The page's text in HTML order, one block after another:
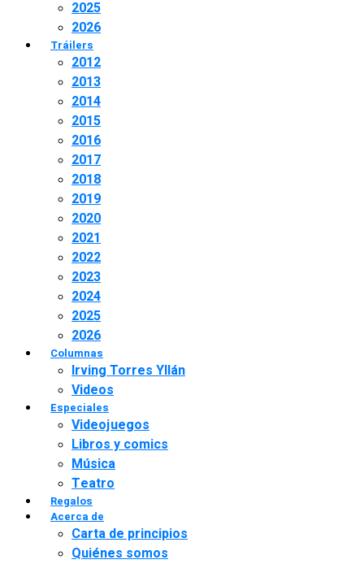
2025
2026
Tráilers
2012
2013
2014
2015
2016
2017
2018
2019
2020
2021
2022
2023
2024
2025
2026
Columnas
Irving Torres Yllán
Videos
Especiales
Videojuegos
Libros y comics
Música
Teatro
Regalos
Acerca de
Carta de principios
Quiénes somos